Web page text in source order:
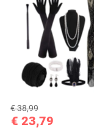
€ 23,79
€ 38,99